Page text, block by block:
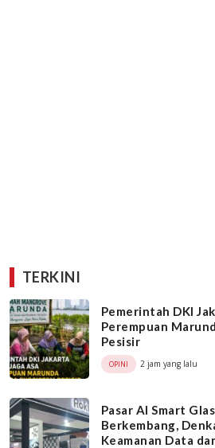
TERKINI
Pemerintah DKI
Perempuan
Pesisir
OPINI 2 jam yang lalu
Pasar AI Smart
Berkembang,
Keamanan Data